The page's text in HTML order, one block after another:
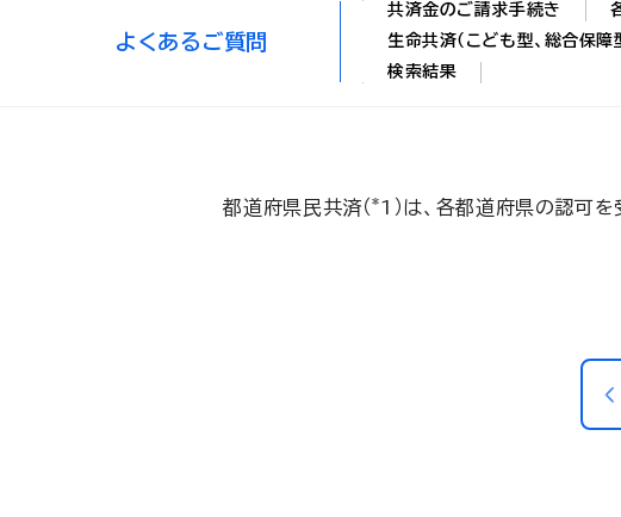
よくあるご質問
共済金のご請求手続き
生命共済（こども型、総合保障
検索結果
都道府県民共済（*1）は、各都道府県の認可